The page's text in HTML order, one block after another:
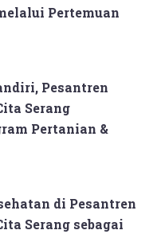
Pertemuan
Pesantren
Serang
Pertanian &
di Pesantren
Serang sebagai